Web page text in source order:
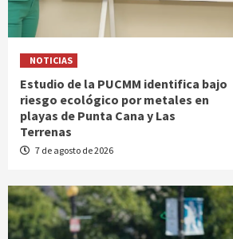
NOTICIAS
Estudio de la PUCMM identifica bajo
riesgo ecológico por metales en
playas de Punta Cana y Las
Terrenas
7 de agosto de 2026